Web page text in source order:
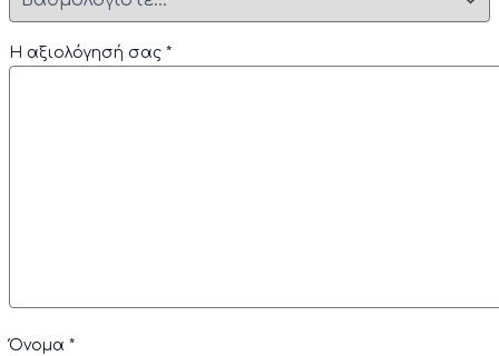
Η αξιολόγησή σας *
Όνομα *